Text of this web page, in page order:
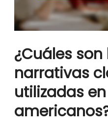
¿Cuáles
narrativas
utilizadas